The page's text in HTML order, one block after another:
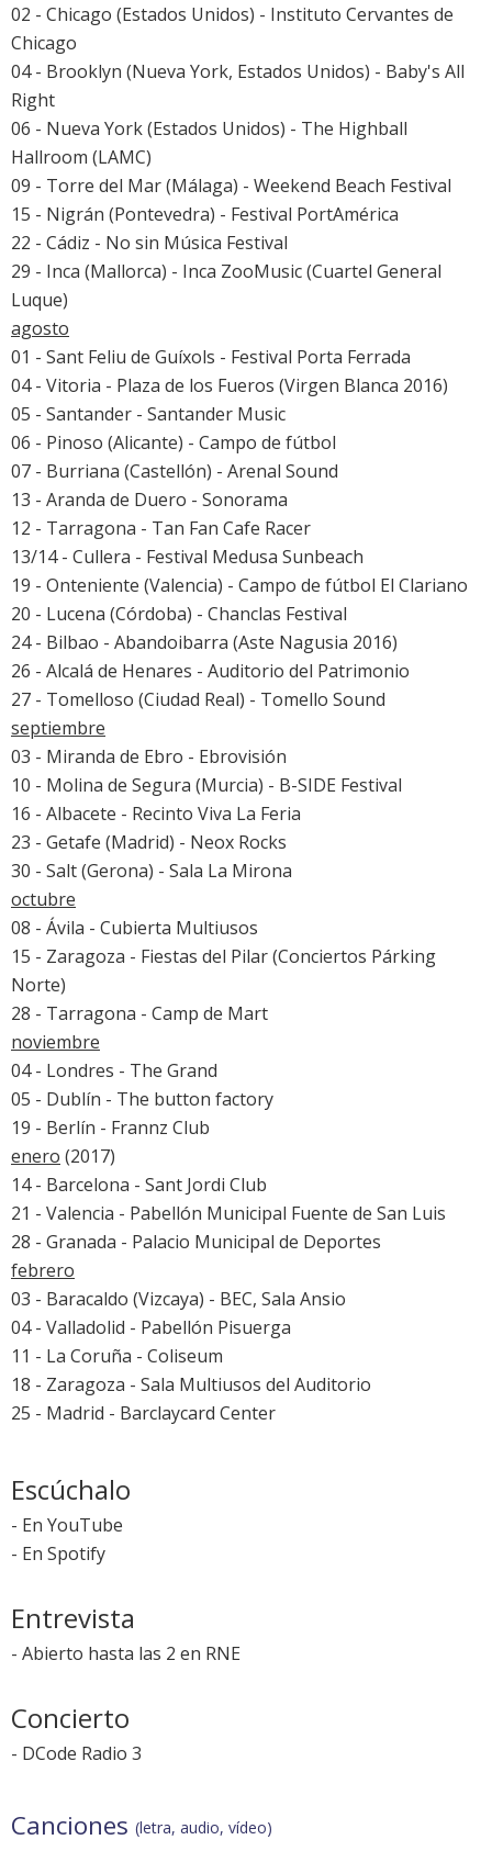
02 - Chicago (Estados Unidos) - Instituto Cervantes de
Chicago
04 - Brooklyn (Nueva York, Estados Unidos) - Baby's All
Right
06 - Nueva York (Estados Unidos) - The Highball
Hallroom (LAMC)
09 - Torre del Mar (Málaga) - Weekend Beach Festival
15 - Nigrán (Pontevedra) - Festival PortAmérica
22 - Cádiz - No sin Música Festival
29 - Inca (Mallorca) - Inca ZooMusic (Cuartel General
Luque)
agosto
01 - Sant Feliu de Guíxols - Festival Porta Ferrada
04 - Vitoria - Plaza de los Fueros (Virgen Blanca 2016)
05 - Santander - Santander Music
06 - Pinoso (Alicante) - Campo de fútbol
07 - Burriana (Castellón) - Arenal Sound
13 - Aranda de Duero - Sonorama
12 - Tarragona - Tan Fan Cafe Racer
13/14 - Cullera - Festival Medusa Sunbeach
19 - Onteniente (Valencia) - Campo de fútbol El Clariano
20 - Lucena (Córdoba) - Chanclas Festival
24 - Bilbao - Abandoibarra (Aste Nagusia 2016)
26 - Alcalá de Henares - Auditorio del Patrimonio
27 - Tomelloso (Ciudad Real) - Tomello Sound
septiembre
03 - Miranda de Ebro - Ebrovisión
10 - Molina de Segura (Murcia) - B-SIDE Festival
16 - Albacete - Recinto Viva La Feria
23 - Getafe (Madrid) - Neox Rocks
30 - Salt (Gerona) - Sala La Mirona
octubre
08 - Ávila - Cubierta Multiusos
15 - Zaragoza - Fiestas del Pilar (Conciertos Párking
Norte)
28 - Tarragona - Camp de Mart
noviembre
04 - Londres - The Grand
05 - Dublín - The button factory
19 - Berlín - Frannz Club
enero (2017)
14 - Barcelona - Sant Jordi Club
21 - Valencia - Pabellón Municipal Fuente de San Luis
28 - Granada - Palacio Municipal de Deportes
febrero
03 - Baracaldo (Vizcaya) - BEC, Sala Ansio
04 - Valladolid - Pabellón Pisuerga
11 - La Coruña - Coliseum
18 - Zaragoza - Sala Multiusos del Auditorio
25 - Madrid - Barclaycard Center
Escúchalo
- En YouTube
- En Spotify
Entrevista
- Abierto hasta las 2 en RNE
Concierto
- DCode Radio 3
Canciones (letra, audio, vídeo)